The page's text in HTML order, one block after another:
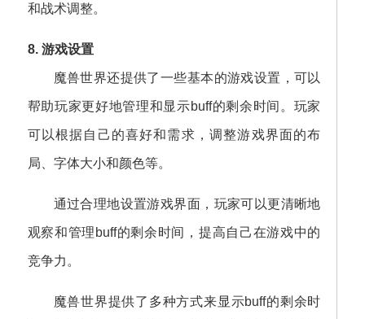
和战术调整。
8. 游戏设置
魔兽世界还提供了一些基本的游戏设置，可以
帮助玩家更好地管理和显示buff的剩余时间。玩家
可以根据自己的喜好和需求，调整游戏界面的布
局、字体大小和颜色等。
通过合理地设置游戏界面，玩家可以更清晰地
观察和管理buff的剩余时间，提高自己在游戏中的
竞争力。
魔兽世界提供了多种方式来显示buff的剩余时